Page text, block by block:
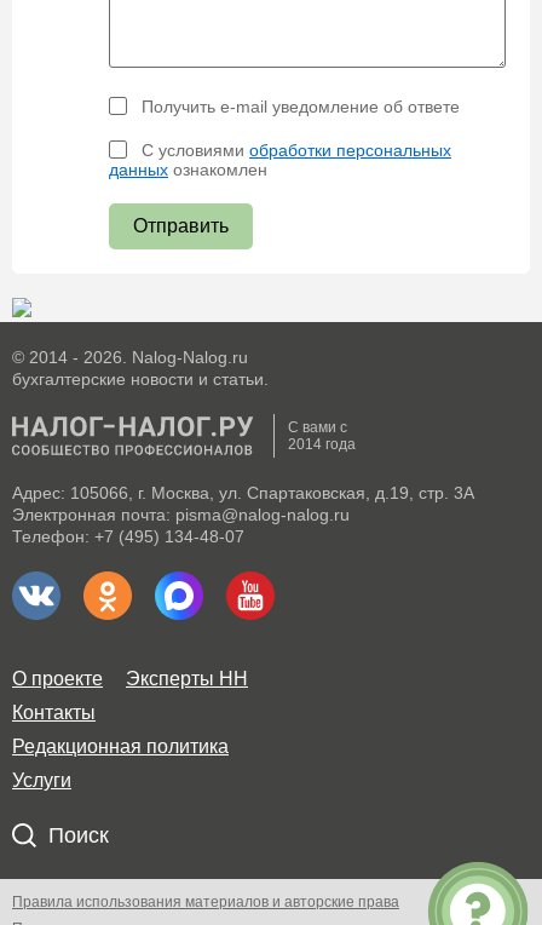
Получить e-mail уведомление об ответе
С условиями обработки персональных
данных ознакомлен
Отправить
© 2014 - 2026. Nalog-Nalog.ru
бухгалтерские новости и статьи.
С вами с
2014 года
Адрес: 105066, г. Москва, ул. Спартаковская, д.19, стр. 3А
Электронная почта: pisma@nalog-nalog.ru
Телефон: +7 (495) 134-48-07
О проекте
Эксперты НН
Контакты
Редакционная политика
Услуги
Поиск
Правила использования материалов и авторские права